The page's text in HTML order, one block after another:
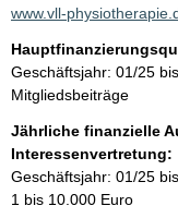
a
t
i
n
f
o
r
m
www.vll-
Geschäftsjahr: 01/25
Mitgliedsbeiträge
Jährliche finanzielle
Interessenvertretung:
Geschäftsjahr: 01/25
1 bis 10.000 Euro